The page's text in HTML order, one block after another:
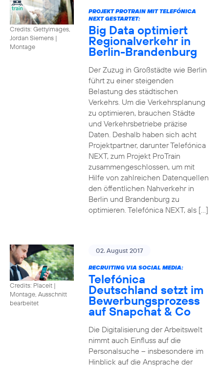
Credits: Gettyimages,
Jordan Siemens |
Montage
PROJEKT PROTRAIN MIT TELEFÓNICA
NEXT GESTARTET:
Big Data optimiert
Regionalverkehr in
Berlin-Brandenburg
Der Zuzug in Großstädte wie Berlin
führt zu einer steigenden
Belastung des städtischen
Verkehrs. Um die Verkehrsplanung
zu optimieren, brauchen Städte
und Verkehrsbetriebe präzise
Daten. Deshalb haben sich acht
Projektpartner, darunter Telefónica
NEXT, zum Projekt ProTrain
zusammengeschlossen, um mit
Hilfe von zahlreichen Datenquellen
den öffentlichen Nahverkehr in
Berlin und Brandenburg zu
optimieren. Telefónica NEXT, als […]
Credits: Placeit |
Montage, Ausschnitt
bearbeitet
02. August 2017
RECRUITING VIA SOCIAL MEDIA:
Telefónica
Deutschland setzt im
Bewerbungsprozess
auf Snapchat & Co
Die Digitalisierung der Arbeitswelt
nimmt auch Einfluss auf die
Personalsuche – insbesondere im
Hinblick auf die Ansprache der